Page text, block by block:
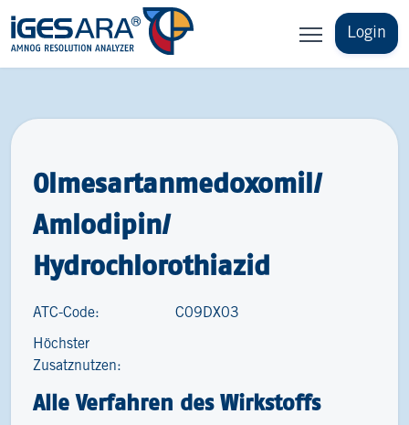
Login
Olmesartanmedoxomil/
Amlodipin/
Hydrochlorothiazid
ATC-Code: C09DX03
Höchster
Zusatznutzen:
Alle Verfahren des Wirkstoffs